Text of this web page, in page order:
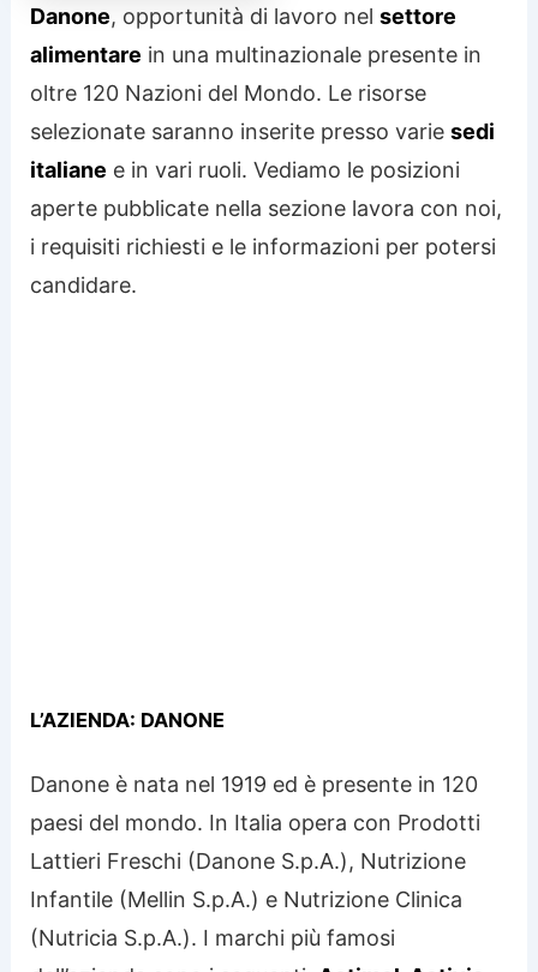
Danone, opportunità di lavoro nelsettore
alimentare in una multinazionale presente in
oltre 120 Nazioni del Mondo. Le risorse
selezionate saranno inserite presso variesedi
italiane e in vari ruoli. Vediamo le posizioni
aperte pubblicate nella sezione lavora con noi,
i requisiti richiesti e le informazioni per potersi
candidare.
L’AZIENDA: DANONE
Danone è nata nel 1919 ed è presente in 120
paesi del mondo. In Italia opera con Prodotti
Lattieri Freschi (Danone S.p.A.), Nutrizione
Infantile (Mellin S.p.A.) e Nutrizione Clinica
(Nutricia S.p.A.). I marchi più famosi